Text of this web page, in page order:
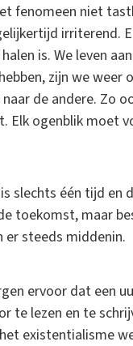
fenomeen niet
irriterend.
is. We leven
zijn we weer
de andere. Zo
Elk ogenblik moet
slechts één tijd en
toekomst, maar
er steeds middenin.
ervoor dat een
lezen en te
existentialisme